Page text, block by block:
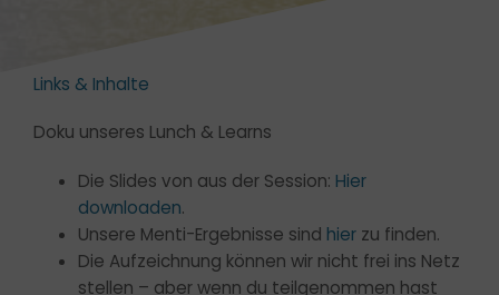
Links & Inhalte
Doku unseres Lunch & Learns
Die Slides von aus der Session: Hier
downloaden.
Unsere Menti-Ergebnisse sind hier zu finden.
Die Aufzeichnung können wir nicht frei ins Netz
stellen – aber wenn du teilgenommen hast